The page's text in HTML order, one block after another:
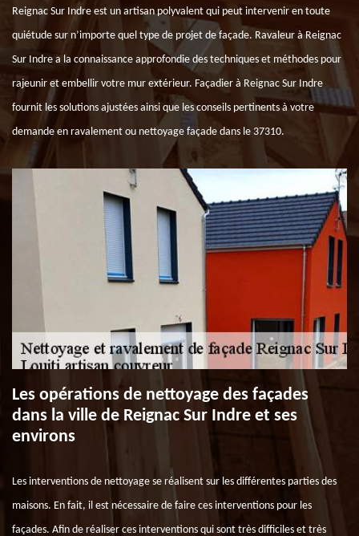
Reignac Sur Indre est un artisan polyvalent qui peut intervenir en toute
quiétude sur n’importe quel type de projet de façade. Ravaleur à Reignac
Sur Indre a la connaissance approfondie des techniques et méthodes pour
rajeunir et embellir votre mur extérieur. Façadier à Reignac Sur Indre
fournit les solutions ajustées ainsi que les conseils pertinents à votre
demande en ravalement ou nettoyage façade dans le 37310.
Les opérations de nettoyage des façades
dans la ville de Reignac Sur Indre et ses
environs
Les interventions de nettoyage se réalisent sur les différentes parties des
maisons. En fait, il est nécessaire de faire ces interventions pour les
façades. Afin de réaliser ces interventions qui sont très difficiles et très